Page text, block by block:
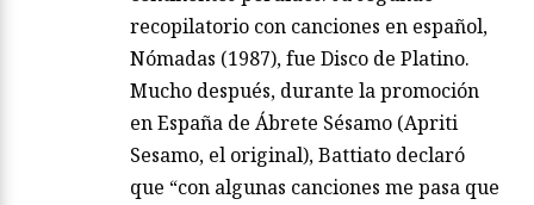
recopilatorio con canciones en español,
Nómadas (1987), fue Disco de Platino.
Mucho después, durante la promoción
en España de Ábrete Sésamo (Apriti
Sesamo, el original), Battiato declaró
que “con algunas canciones me pasa que